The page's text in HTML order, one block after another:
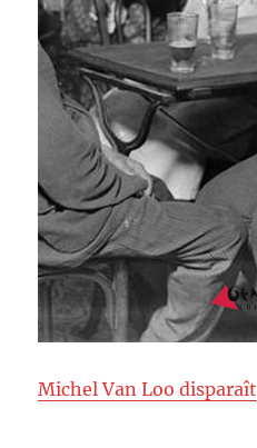
Michel Van Loo disparaît